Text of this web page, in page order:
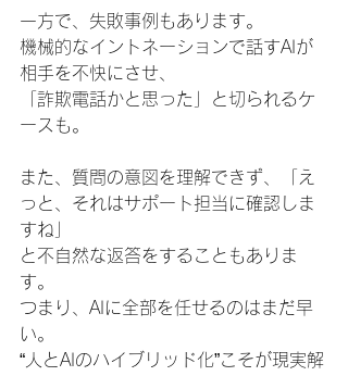
一方で、失敗事例もあります。
機械的なイントネーションで話すAIが
相手を不快にさせ、
「詐欺電話かと思った」と切られるケ
ースも。
また、質問の意図を理解できず、「え
っと、それはサポート担当に確認しま
すね」
と不自然な返答をすることもありま
す。
つまり、AIに全部を任せるのはまだ早
い。
“人とAIのハイブリッド化”こそが現実解